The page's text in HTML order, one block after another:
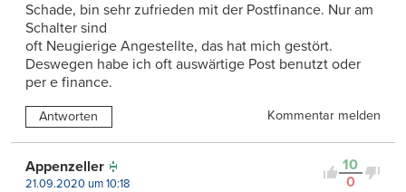
Schade, bin sehr zufrieden mit der Postfinance. Nur am
Schalter sind
oft Neugierige Angestellte, das hat mich gestört.
Deswegen habe ich oft auswärtige Post benutzt oder
per e finance.
Antworten Kommentar melden
10
0
Appenzeller
21.09.2020 um 10:18